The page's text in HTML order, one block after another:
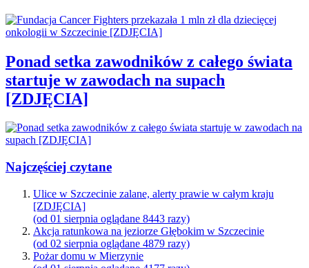
Ponad setka zawodników z całego świata
startuje w zawodach na supach
[ZDJĘCIA]
Najczęściej czytane
Ulice w Szczecinie zalane, alerty prawie w całym kraju
[ZDJĘCIA]
(od 01 sierpnia oglądane 8443 razy)
Akcja ratunkowa na jeziorze Głębokim w Szczecinie
(od 02 sierpnia oglądane 4879 razy)
Pożar domu w Mierzynie